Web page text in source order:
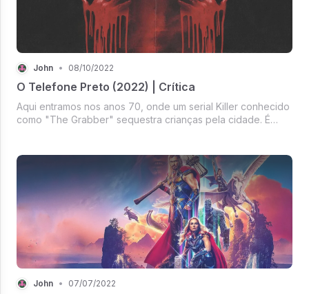
John • 08/10/2022
O Telefone Preto (2022) | Crítica
Aqui entramos nos anos 70, onde um serial Killer conhecido
como "The Grabber" sequestra crianças pela cidade. É
John • 07/07/2022